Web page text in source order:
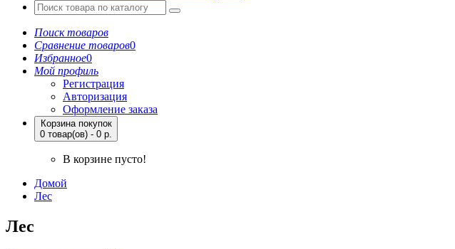
Поиск товаров
Сравнение товаров0
Избранное0
Мой профиль
Регистрация
Авторизация
Оформление заказа
Корзина покупок
0 товар(ов) - 0 р.
В корзине пусто!
Домой
Лес
Лес